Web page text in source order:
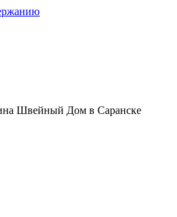
Швейный Дом в Саранске